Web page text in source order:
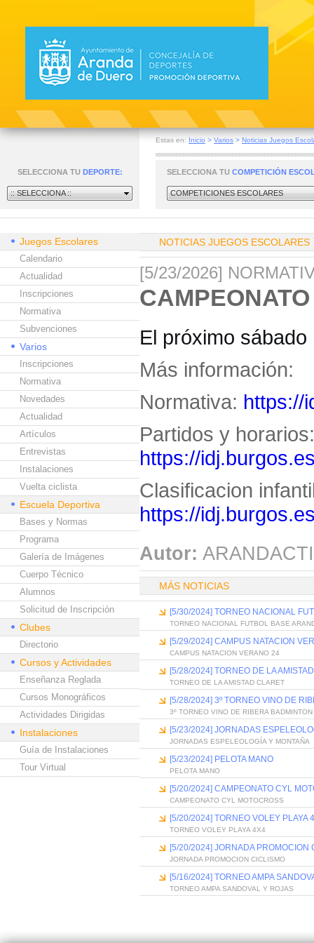
Estas en: Inicio > Varios > Noticias Juegos
SELECCIONA TU DEPORTE:
:: SELECCIONA ::
SELECCIONA TU COMPETICIÓN
COMPETICIONES ESCOLARES
Juegos Escolares
Calendario
Actualidad
Inscripciones
Normativa
Subvenciones
Varios
Inscripciones
Normativa
Novedades
Actualidad
Artículos
Entrevistas
Instalaciones
Vuelta ciclista
Escuela Deportiva
Bases y Normas
Programa
Galería de Imágenes
Cuerpo Técnico
Alumnos
Solicitud de Inscripción
Clubes
Directorio
Cursos y Actividades
Enseñanza Reglada
Cursos Monográficos
Actividades Dirigidas
Instalaciones
Guía de Instalaciones
Tour Virtual
NOTICIAS JUEGOS ESCOLARES
[5/23/2026]
El próximo
Más información:
Normativa: https://
Partidos y horarios:
https://
Clasificacion
https://
Autor:
MÁS NOTICIAS
[5/30/2024] TORNEO NACIONAL
TORNEO NACIONAL FUTBOL BASE
[5/29/2024] CAMPUS NATACION
CAMPUS NATACION VERANO 24
[5/28/2024] TORNEO DE LA
TORNEO DE LA AMISTAD CLARET
[5/28/2024] 3º TORNEO VINO DE
3º TORNEO VINO DE RIBERA BADMINTON
[5/23/2024] JORNADAS
JORNADAS ESPELEOLOGÍA Y MONTAÑA
[5/23/2024] PELOTA MANO
PELOTA MANO
[5/20/2024] CAMPEONATO CYL
CAMPEONATO CYL MOTOCROSS
[5/20/2024] TORNEO VOLEY PLAYA
TORNEO VOLEY PLAYA 4X4
[5/20/2024] JORNADA PROMOCION
JORNADA PROMOCION CICLISMO
[5/16/2024] TORNEO AMPA
TORNEO AMPA SANDOVAL Y ROJAS